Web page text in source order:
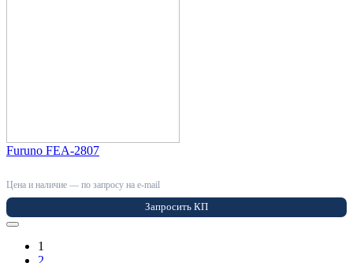
Furuno FEA-2807
Цена и наличие — по запросу на e-mail
Запросить КП
1
2